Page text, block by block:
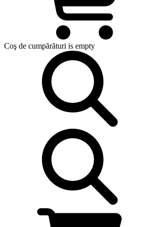
Coş de cumpărături is empty